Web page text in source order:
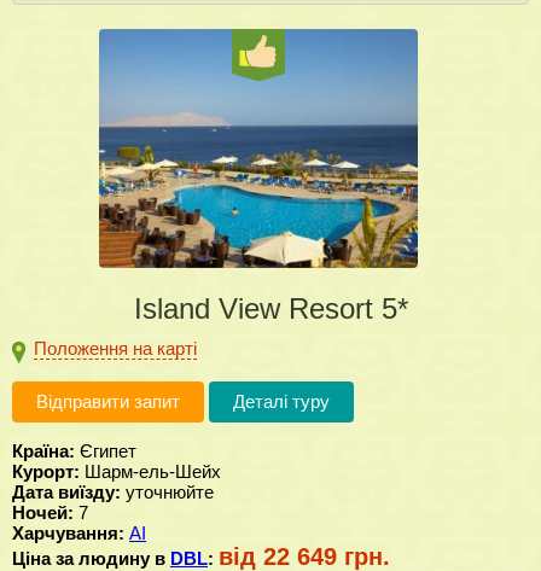
Island View Resort 5*
Положення на карті
Відправити запит Деталі туру
Країна: Єгипет
Курорт: Шарм-ель-Шейх
Дата виїзду: уточнюйте
Ночей: 7
Харчування: AI
Ціна за людину в DBL: від 22 649 грн.